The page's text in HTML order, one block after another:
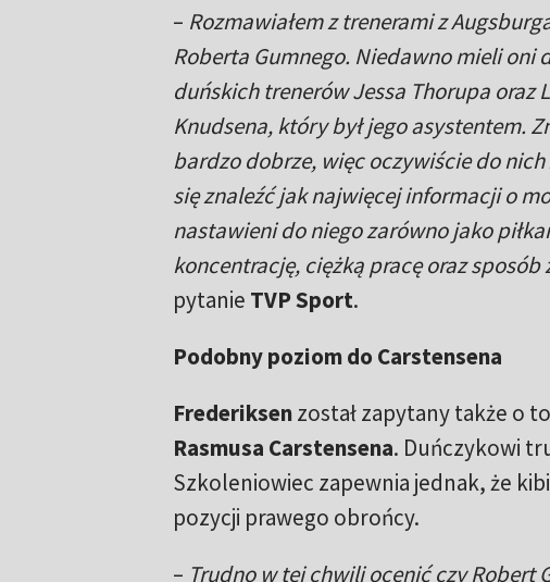
– Rozmawiałem z trenerami z
Roberta Gumnego. Niedawno mieli oni
duńskich trenerów Jessa Thorupa oraz
Knudsena, który był jego asystentem.
bardzo dobrze, więc oczywiście do
się znaleźć jak najwięcej informacji o
nastawieni do niego zarówno jako
koncentrację, ciężką pracę oraz
pytanie TVP Sport.
Podobny poziom do Carstensena
Frederiksenzostał zapytany także o
Rasmusa Carstensena. Duńczykowi
Szkoleniowiec zapewnia jednak, że
pozycji prawego obrońcy.
– Trudno w tej chwili ocenić czy Robert